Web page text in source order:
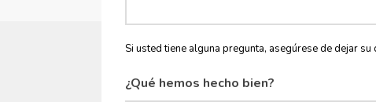
Si usted tiene alguna pregunta, asegúrese de dejar
¿Qué hemos hecho bien?